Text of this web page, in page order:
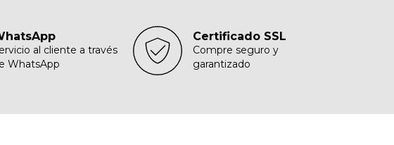
al cliente a través
WhatsApp
Certificado SSL
Compre seguro y
garantizado